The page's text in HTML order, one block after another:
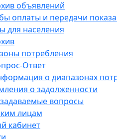
объявлений
оплаты и передачи
для населения
потребления
Ответ
о диапазонах
о задолженности
вопросы
лицам
кабинет